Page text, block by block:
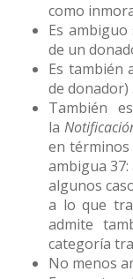
como
Es
de un
Es también
de donador)
También
la
en
ambigua
algunos
a lo que
admite
categoría
No menos